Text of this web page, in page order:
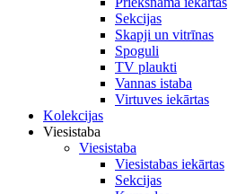
Sekcijas
Skapji un vitrīnas
Spoguli
TV plaukti
Vannas istaba
Virtuves iekārtas
Kolekcijas
Viesistaba
Viesistaba
Viesistabas iekārtas
Sekcijas